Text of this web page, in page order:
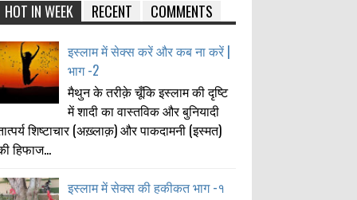
HOT IN WEEK RECENT COMMENTS
इस्लाम में सेक्स करें और कब ना करें |
भाग -2
मैथुन के तरीक़े चूँकि इस्लाम की दृष्टि
में शादी का वास्तविक और बुनियादी
शिष्टाचार (अख़्लाक़) और पाकदामनी (इस्मत)
हिफाज...
इस्लाम में सेक्स की हकीकत भाग -१